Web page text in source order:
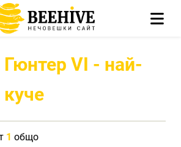
Гюнтер VI - най-
куче
1 общо